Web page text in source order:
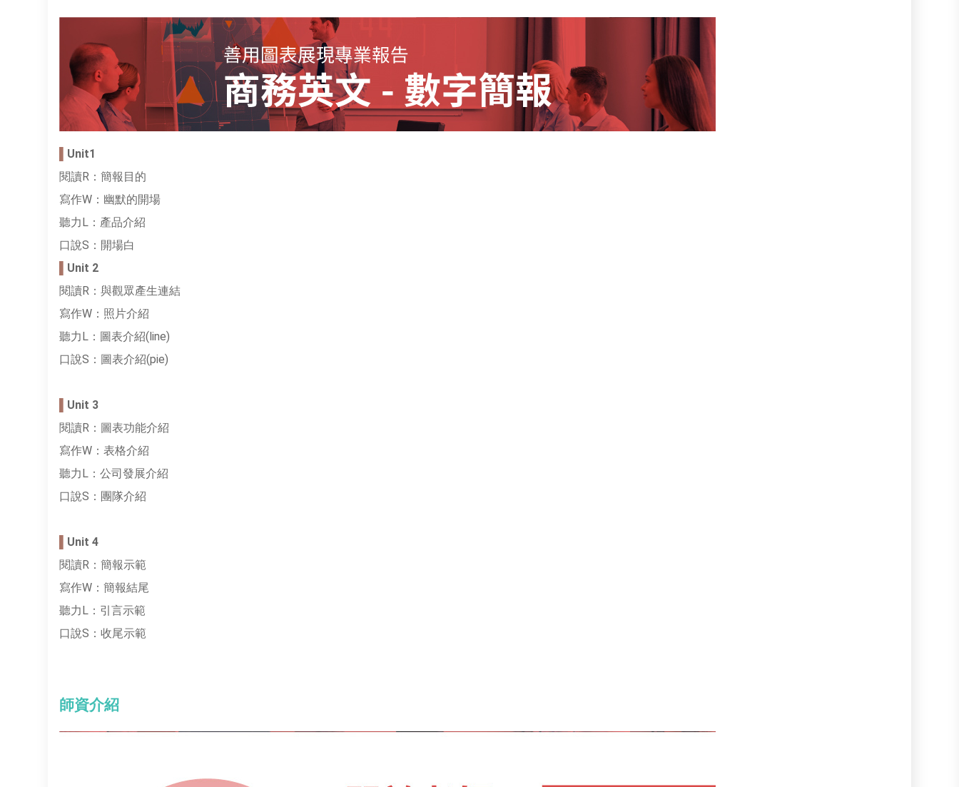
Unit1
閱讀R：簡報目的
寫作W：幽默的開場
聽力L：產品介紹
口說S：開場白
Unit 2
閱讀R：與觀眾產生連結
寫作W：照片介紹
聽力L：圖表介紹(line)
口說S：圖表介紹(pie)
Unit 3
閱讀R：圖表功能介紹
寫作W：表格介紹
聽力L：公司發展介紹
口說S：團隊介紹
Unit 4
閱讀R：簡報示範
寫作W：簡報結尾
聽力L：引言示範
口說S：收尾示範
師資介紹